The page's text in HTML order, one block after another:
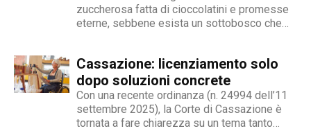
curiosità. L’immancabile sete di verità lo
contraddistingue per la dedizione al fact
redattore del nostro magazine online.
zuccherosa fatta di cioccolatini e promesse
eterne, sebbene esista un sottobosco che
un’opzione commerciale né un dato di di fatto,
ma...
Cassazione: licenziamento solo
dopo soluzioni concrete
Con una recente ordinanza (n. 24994 dell’11
settembre 2025), la Corte di Cassazione è
tornata a fare chiarezza su un tema tanto